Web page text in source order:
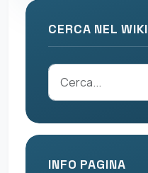
CERCA NEL WIKI
INFO PAGINA